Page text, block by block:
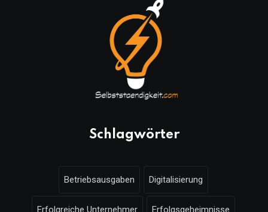
Schlagwörter
Betriebsausgaben Digitalisierung
Erfolgreiche Unternehmer Erfolgsgeheimnisse